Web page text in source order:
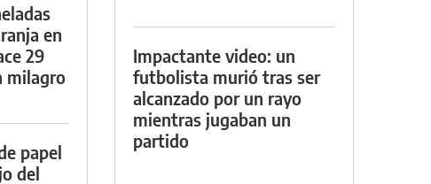
en
29
milagro
papel
del
Impactante video: un
futbolista murió tras ser
alcanzado por un rayo
mientras jugaban un
partido